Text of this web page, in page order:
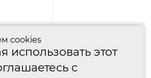
cookies
использовать этот
с